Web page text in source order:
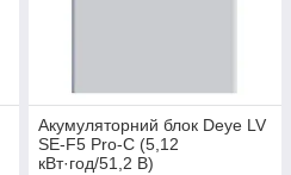
Акумуляторний блок Deye LV
SE-F5 Pro-С (5,12
кВт·год/51,2 В)